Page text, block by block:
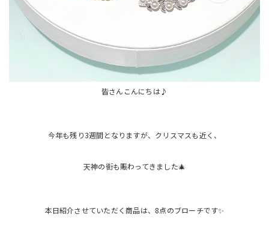
皆さんこんにちは♪
今年も残り3週間となりますが、クリスマスも近く、
天神の街も賑わってきました🎄
本日紹介させていただく商品は、8点のブローチです✨